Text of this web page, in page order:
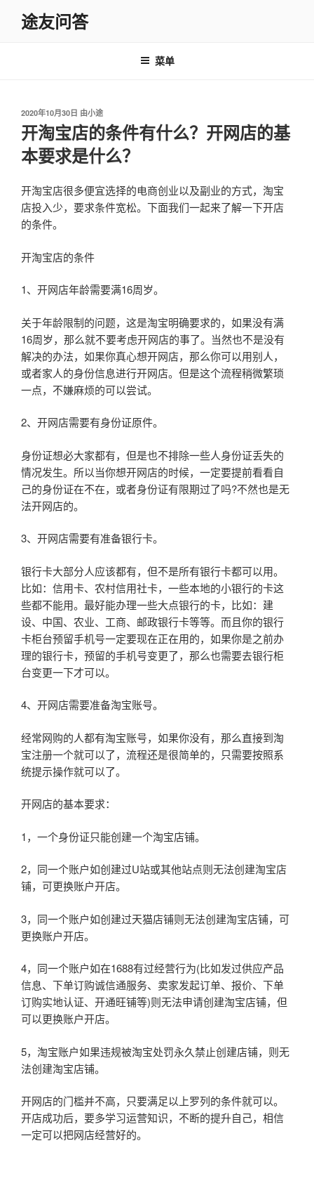
途友问答
菜单
发
布
于
2020年10月30日 由小途
开淘宝店的条件有什么？开网店的基
本要求是什么？
开淘宝店很多便宜选择的电商创业以及副业的方式，淘宝
店投入少，要求条件宽松。下面我们一起来了解一下开店
的条件。
开淘宝店的条件
1、开网店年龄需要满16周岁。
关于年龄限制的问题，这是淘宝明确要求的，如果没有满
16周岁，那么就不要考虑开网店的事了。当然也不是没有
解决的办法，如果你真心想开网店，那么你可以用别人，
或者家人的身份信息进行开网店。但是这个流程稍微繁琐
一点，不嫌麻烦的可以尝试。
2、开网店需要有身份证原件。
身份证想必大家都有，但是也不排除一些人身份证丢失的
情况发生。所以当你想开网店的时候，一定要提前看看自
己的身份证在不在，或者身份证有限期过了吗?不然也是无
法开网店的。
3、开网店需要有准备银行卡。
银行卡大部分人应该都有，但不是所有银行卡都可以用。
比如：信用卡、农村信用社卡，一些本地的小银行的卡这
些都不能用。最好能办理一些大点银行的卡，比如：建
设、中国、农业、工商、邮政银行卡等等。而且你的银行
卡柜台预留手机号一定要现在正在用的，如果你是之前办
理的银行卡，预留的手机号变更了，那么也需要去银行柜
台变更一下才可以。
4、开网店需要准备淘宝账号。
经常网购的人都有淘宝账号，如果你没有，那么直接到淘
宝注册一个就可以了，流程还是很简单的，只需要按照系
统提示操作就可以了。
开网店的基本要求：
1，一个身份证只能创建一个淘宝店铺。
2，同一个账户如创建过U站或其他站点则无法创建淘宝店
铺，可更换账户开店。
3，同一个账户如创建过天猫店铺则无法创建淘宝店铺，可
更换账户开店。
4，同一个账户如在1688有过经营行为(比如发过供应产品
信息、下单订购诚信通服务、卖家发起订单、报价、下单
订购实地认证、开通旺铺等)则无法申请创建淘宝店铺，但
可以更换账户开店。
5，淘宝账户如果违规被淘宝处罚永久禁止创建店铺，则无
法创建淘宝店铺。
开网店的门槛并不高，只要满足以上罗列的条件就可以。
开店成功后，要多学习运营知识，不断的提升自己，相信
一定可以把网店经营好的。